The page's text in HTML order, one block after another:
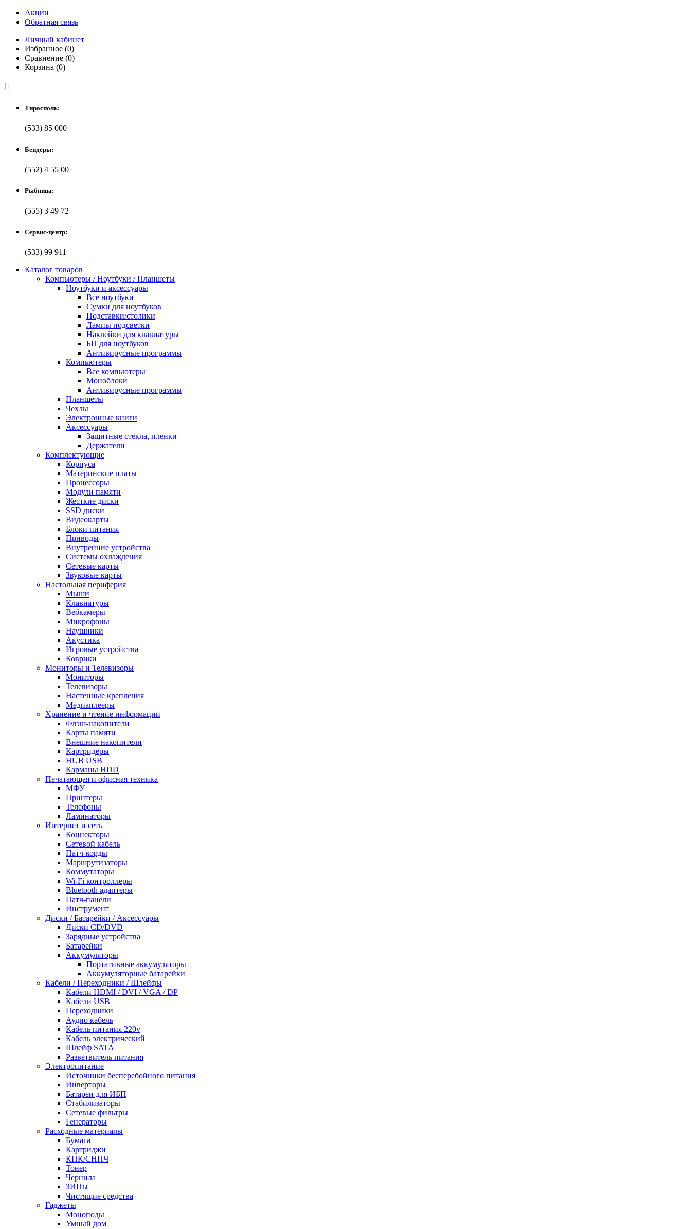
Акции
Обратная связь
Личный кабинет
Избранное (0)
Сравнение (0)
Корзина (0)

Тирасполь:
(533) 85 000
Бендеры:
(552) 4 55 00
Рыбница:
(555) 3 49 72
Сервис-центр:
(533) 99 911
Каталог товаров
Компьютеры / Ноутбуки / Планшеты
Ноутбуки и аксессуары
Все ноутбуки
Сумки для ноутбуков
Подставки/столики
Лампы подсветки
Наклейки для клавиатуры
БП для ноутбуков
Антивирусные программы
Компьютеры
Все компьютеры
Моноблоки
Антивирусные программы
Планшеты
Чехлы
Электронные книги
Аксессуары
Защитные стекла, пленки
Держатели
Комплектующие
Корпуса
Материнские платы
Процессоры
Модули памяти
Жесткие диски
SSD диски
Видеокарты
Блоки питания
Приводы
Внутренние устройства
Системы охлаждения
Сетевые карты
Звуковые карты
Настольная периферия
Мыши
Клавиатуры
Вебкамеры
Микрофоны
Наушники
Акустика
Игровые устройства
Коврики
Мониторы и Телевизоры
Мониторы
Телевизоры
Настенные крепления
Медиаплееры
Хранение и чтение информации
Флэш-накопители
Карты памяти
Внешние накопители
Картридеры
HUB USB
Карманы HDD
Печатающая и офисная техника
МФУ
Принтеры
Телефоны
Ламинаторы
Интернет и сеть
Коннекторы
Сетевой кабель
Патч-корды
Маршрутизаторы
Коммутаторы
Wi-Fi контроллеры
Bluetooth адаптеры
Патч-панели
Инструмент
Диски / Батарейки / Аксессуары
Диски CD/DVD
Зарядные устройства
Батарейки
Аккумуляторы
Портативные аккумуляторы
Аккумуляторные батарейки
Кабели / Переходники / Шлейфы
Кабели HDMI / DVI / VGA / DP
Кабели USB
Переходники
Аудио кабель
Кабель питания 220v
Кабель электрический
Шлейф SATA
Разветвитель питания
Электропитание
Источники бесперебойного питания
Инверторы
Батареи для ИБП
Стабилизаторы
Сетевые фильтры
Генераторы
Расходные материалы
Бумага
Картриджи
КПК/СНПЧ
Тонер
Чернила
ЗИПы
Чистящие средства
Гаджеты
Моноподы
Умный дом